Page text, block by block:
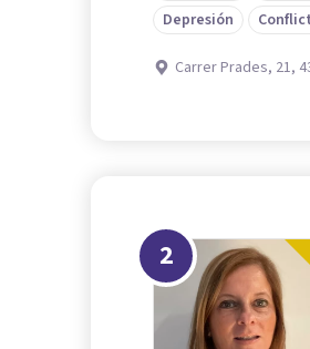
Depresión
Carrer Prades, 21,
2